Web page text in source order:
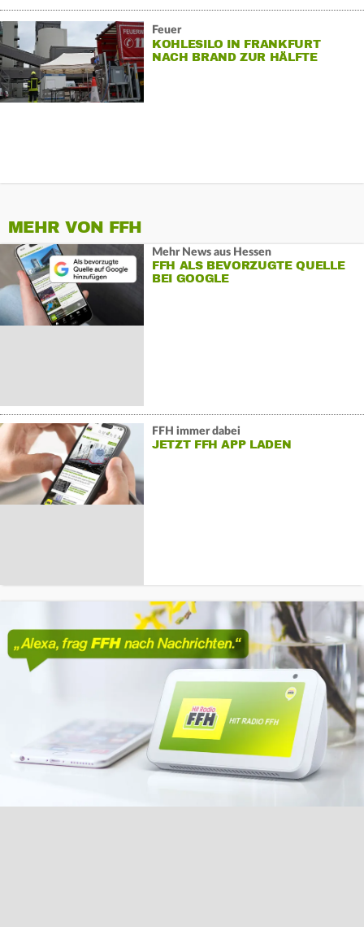
Feuer
KOHLESILO IN FRANKFURT
NACH BRAND ZUR HÄLFTE
MEHR VON FFH
Mehr News aus Hessen
FFH ALS BEVORZUGTE QUELLE
BEI GOOGLE
FFH immer dabei
JETZT FFH APP LADEN